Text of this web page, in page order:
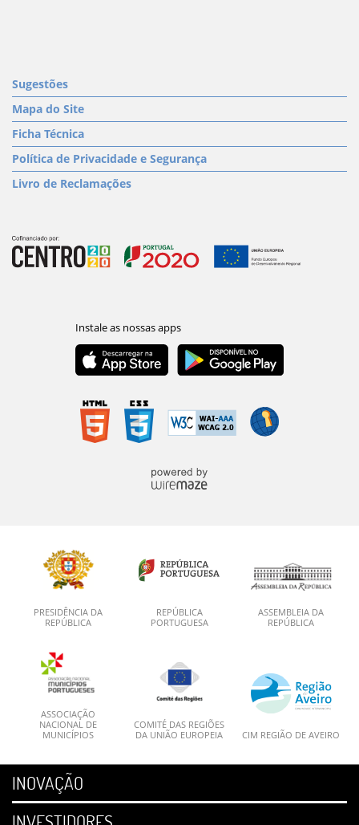
Sugestões
Mapa do Site
Ficha Técnica
Política de Privacidade e Segurança
Livro de Reclamações
PRESIDÊNCIA DA
REPÚBLICA
REPÚBLICA
PORTUGUESA
ASSEMBLEIA DA
REPÚBLICA
ASSOCIAÇÃO
NACIONAL DE
MUNICÍPIOS
COMITÉ DAS REGIÕES
DA UNIÃO EUROPEIA
CIM REGIÃO DE AVEIRO
INOVAÇÃO